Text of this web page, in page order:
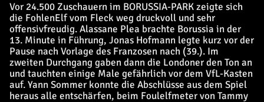
Vor 24.500 Zuschauern im BORUSSIA-PARK zeigte sich
die FohlenElf vom Fleck weg druckvoll und sehr
offensivfreudig. Alassane Plea brachte Borussia in der
13. Minute in Führung, Jonas Hofmann legte kurz vor der
Pause nach Vorlage des Franzosen nach (39.). Im
zweiten Durchgang gaben dann die Londoner den Ton an
und tauchten einige Male gefährlich vor dem VfL-Kasten
auf. Yann Sommer konnte die Abschlüsse aus dem Spiel
heraus alle entschärfen, beim Foulelfmeter von Tammy